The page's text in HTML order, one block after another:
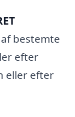
bestemte
efter
eller efter